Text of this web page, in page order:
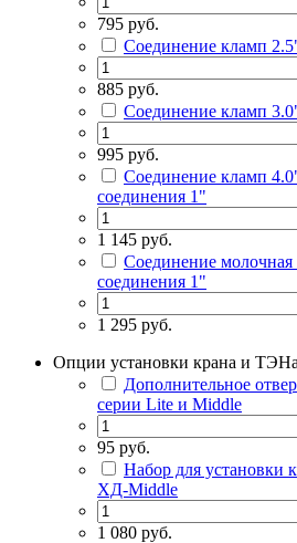
795 руб.
Соединение кламп
885 руб.
Соединение кламп
995 руб.
Соединение кламп
соединения 1"
1 145 руб.
Соединение
соединения 1"
1 295 руб.
Опции установки крана и ТЭНа
Дополнительное
серии Lite и Middle
95 руб.
Набор для установки
ХД-Middle
1 080 руб.